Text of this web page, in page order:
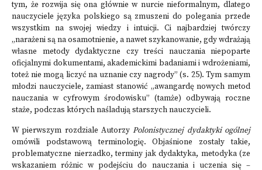
tym, że rozwija się ona głównie w nurcie nieformalnym, dlatego
nauczyciele języka polskiego są zmuszeni do polegania przede
wszystkim na swojej wiedzy i intuicji. Ci najbardziej twórczy
„narażeni są na osamotnienie, a nawet szykanowanie, gdy wdrażają
własne metody dydaktyczne czy treści nauczania niepoparte
oficjalnymi dokumentami, akademickimi badaniami i wdrożeniami,
toteż nie mogą liczyć na uznanie czy nagrody” (s. 25). Tym samym
młodzi nauczyciele, zamiast stanowić „awangardę nowych metod
nauczania w cyfrowym środowisku” (tamże) odbywają roczne
staże, podczas których naśladują starszych nauczycieli.
W pierwszym rozdziale AutorzyPolonistycznej dydaktyki ogólnej
omówili podstawową terminologię. Objaśnione zostały takie,
problematyczne nierzadko, terminy jak dydaktyka, metodyka (ze
wskazaniem różnic w podejściu do nauczania i uczenia się –